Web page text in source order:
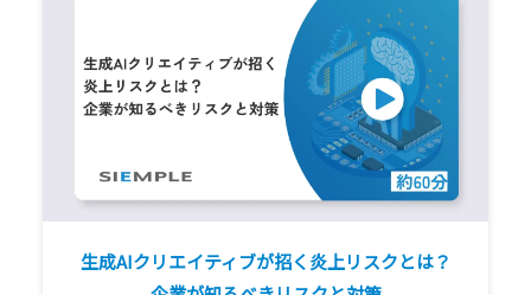
生成AIクリエイティブが招く炎上リスクとは？